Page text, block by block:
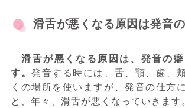
滑舌が悪くなる原因は発音
滑舌が悪くなる原因は、発音の
す。発音する時には、舌、顎、歯、
くの場所を使いますが、発音の仕方
と、年々、滑舌が悪くなっていきます。